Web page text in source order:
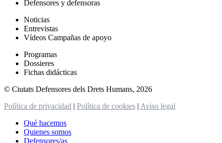
Defensores y defensoras
Noticias
Entrevistas
Vídeos Campañas de apoyo
Programas
Dossieres
Fichas didácticas
© Ciutats Defensores dels Drets Humans, 2026
Política de privacidad | Política de cookies | Aviso legal
Qué hacemos
Quienes somos
Defensores/as